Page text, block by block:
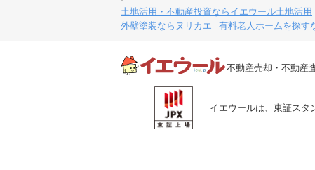
土地活用・不動産投資ならイエウール土地活用
外壁塗装ならヌリカエ
有料老人ホームを探す
不動産売却・不動産
イエウールは、東証スタ